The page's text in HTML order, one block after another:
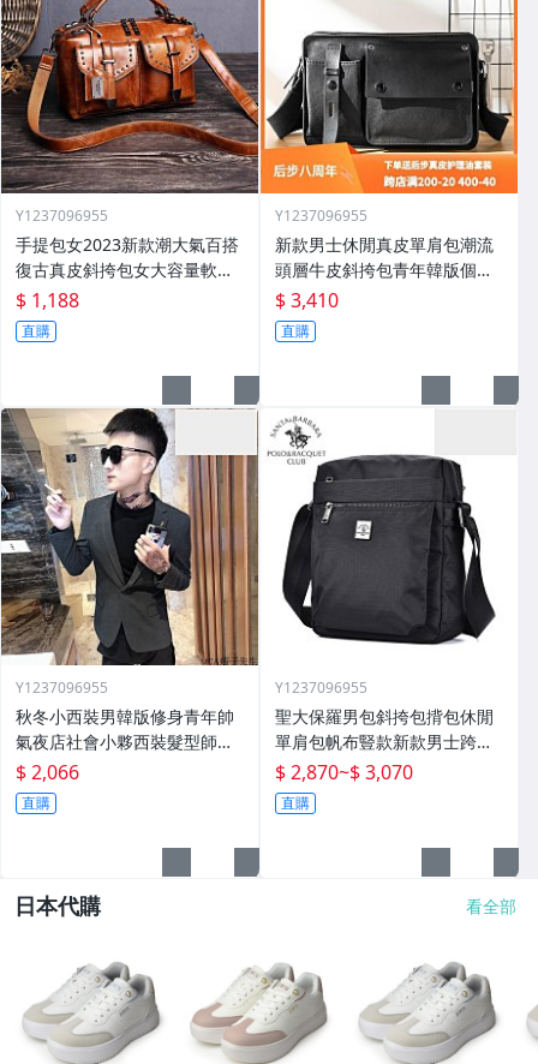
Y1237096955
手提包女2023新款潮大氣百搭
復古真皮斜挎包女大容量軟皮
單肩大包
$ 1,188
直購
Y1237096955
新款男士休閒真皮單肩包潮流
頭層牛皮斜挎包青年韓版個性
郵差揹包
$ 3,410
直購
Y1237096955
秋冬小西裝男韓版修身青年帥
氣夜店社會小夥西裝髮型師外
套潮
$ 2,066
直購
Y1237096955
聖大保羅男包斜挎包揹包休閒
單肩包帆布豎款新款男士跨包
牛津布包
$ 2,870~$ 3,070
直購
日本代購 看全部